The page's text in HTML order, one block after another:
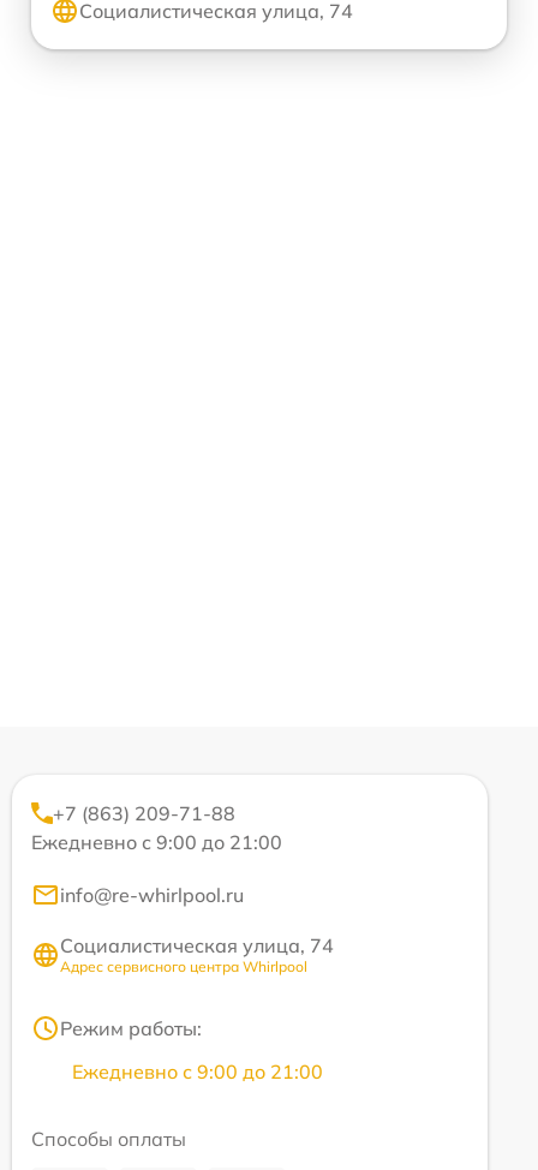
Социалистическая улица, 74
+7 (863) 209-71-88
Ежедневно с 9:00 до 21:00
info@re-whirlpool.ru
Социалистическая улица, 74
Адрес сервисного центра Whirlpool
Режим работы:
Ежедневно с 9:00 до 21:00
Способы оплаты